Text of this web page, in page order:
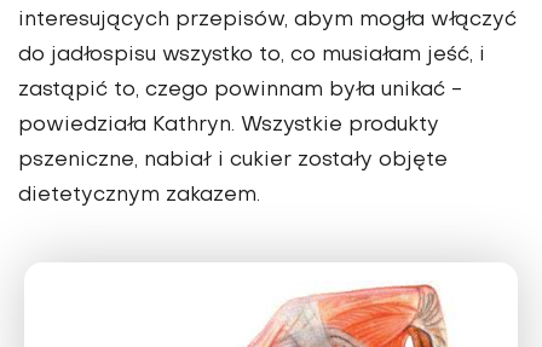
interesujących przepisów, abym mogła włączyć
do jadłospisu wszystko to, co musiałam jeść, i
zastąpić to, czego powinnam była unikać -
powiedziała Kathryn. Wszystkie produkty
pszeniczne, nabiał i cukier zostały objęte
dietetycznym zakazem.